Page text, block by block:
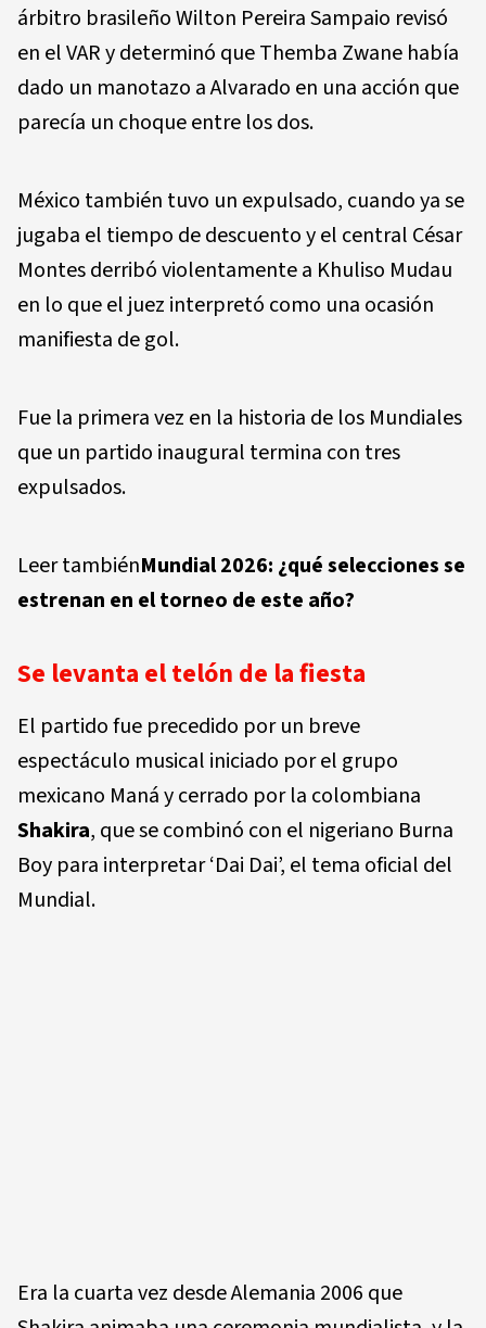
árbitro brasileño Wilton Pereira Sampaio revisó
en el VAR y determinó que Themba Zwane había
dado un manotazo a Alvarado en una acción que
parecía un choque entre los dos.
México también tuvo un expulsado, cuando ya se
jugaba el tiempo de descuento y el central César
Montes derribó violentamente a Khuliso Mudau
en lo que el juez interpretó como una ocasión
manifiesta de gol.
Fue la primera vez en la historia de los Mundiales
que un partido inaugural termina con tres
expulsados.
Leer tambiénMundial 2026: ¿qué selecciones se
estrenan en el torneo de este año?
Se levanta el telón de la fiesta
El partido fue precedido por un breve
espectáculo musical iniciado por el grupo
mexicano Maná y cerrado por la colombiana
Shakira, que se combinó con el nigeriano Burna
Boy para interpretar ‘Dai Dai’, el tema oficial del
Mundial.
Era la cuarta vez desde Alemania 2006 que